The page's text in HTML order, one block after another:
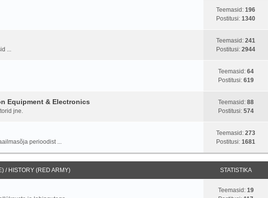
Teemasid: 196
Postitusi: 1340
...
Teemasid: 241
Postitusi: 2944
Teemasid: 64
Postitusi: 619
Equipment & Electronics
jne.
Teemasid: 88
Postitusi: 574
perioodist ...
Teemasid: 273
Postitusi: 1681
/ HISTORY (RED ARMY) STATISTIKA
Teemasid: 19